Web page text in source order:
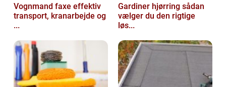
Vognmand faxe effektiv
transport, kranarbejde og
...
Gardiner hjørring sådan
vælger du den rigtige
løs...